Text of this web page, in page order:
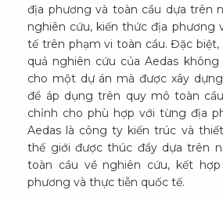
địa phương và toàn cầu dựa trên
nghiên cứu, kiến thức địa phương
tế trên phạm vi toàn cầu. Đặc biệt,
quả nghiên cứu của Aedas
cho một dự án mà được xây
để áp dụng trên quy mô toàn
chỉnh cho phù hợp với từng địa
Aedas là công ty kiến trúc và
thế giới được thúc đẩy dựa trên
toàn cầu về nghiên cứu, kết
phương và thực tiễn quốc tế.